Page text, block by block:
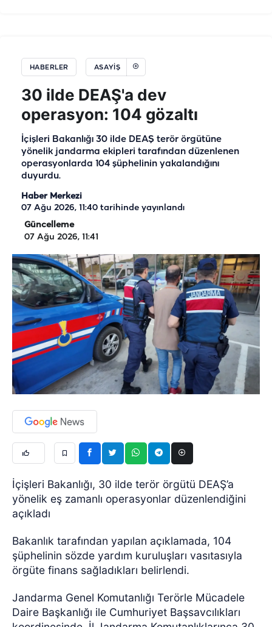
HABERLER ASAYIŞ
30 ilde DEAŞ'a dev
operasyon: 104 gözaltı
İçişleri Bakanlığı 30 ilde DEAŞ terör örgütüne
yönelik jandarma ekipleri tarafından düzenlenen
operasyonlarda 104 şüphelinin yakalandığını
duyurdu.
Haber Merkezi
07 Ağu 2026, 11:40 tarihinde yayınlandı
Güncelleme
07 Ağu 2026, 11:41
İçişleri Bakanlığı, 30 ilde terör örgütü DEAŞ’a
yönelik eş zamanlı operasyonlar düzenlendiğini
açıkladı
Bakanlık tarafından yapılan açıklamada, 104
şüphelinin sözde yardım kuruluşları vasıtasıyla
örgüte finans sağladıkları belirlendi.
Jandarma Genel Komutanlığı Terörle Mücadele
Daire Başkanlığı ile Cumhuriyet Başsavcılıkları